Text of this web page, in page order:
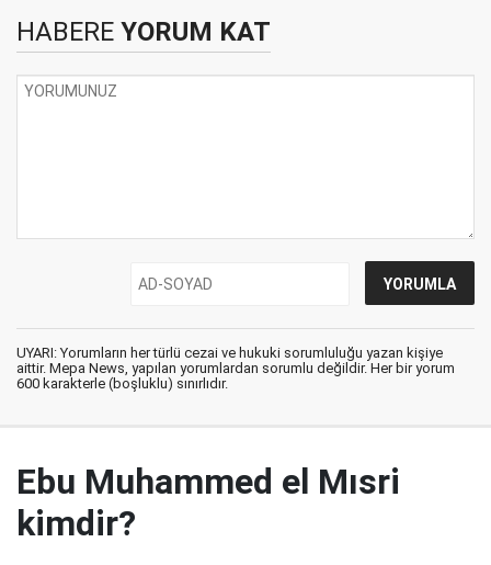
HABERE YORUM KAT
UYARI: Yorumların her türlü cezai ve hukuki sorumluluğu yazan kişiye
aittir. Mepa News, yapılan yorumlardan sorumlu değildir. Her bir yorum
600 karakterle (boşluklu) sınırlıdır.
Ebu Muhammed el Mısri
kimdir?